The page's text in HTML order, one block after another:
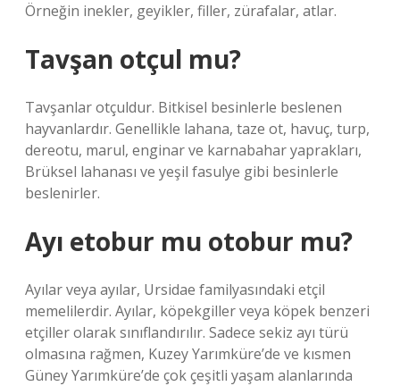
Örneğin inekler, geyikler, filler, zürafalar, atlar.
Tavşan otçul mu?
Tavşanlar otçuldur. Bitkisel besinlerle beslenen
hayvanlardır. Genellikle lahana, taze ot, havuç, turp,
dereotu, marul, enginar ve karnabahar yaprakları,
Brüksel lahanası ve yeşil fasulye gibi besinlerle
beslenirler.
Ayı etobur mu otobur mu?
Ayılar veya ayılar, Ursidae familyasındaki etçil
memelilerdir. Ayılar, köpekgiller veya köpek benzeri
etçiller olarak sınıflandırılır. Sadece sekiz ayı türü
olmasına rağmen, Kuzey Yarımküre’de ve kısmen
Güney Yarımküre’de çok çeşitli yaşam alanlarında